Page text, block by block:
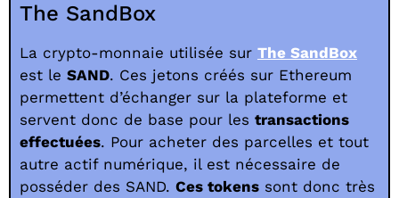
The SandBox
La crypto-monnaie utilisée sur The SandBox
est le SAND. Ces jetons créés sur Ethereum
permettent d’échanger sur la plateforme et
servent donc de base pour les transactions
effectuées. Pour acheter des parcelles et tout
autre actif numérique, il est nécessaire de
posséder des SAND. Ces tokens sont donc très